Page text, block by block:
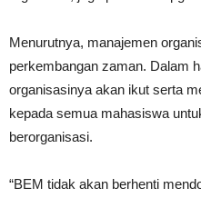
Menurutnya, manajemen
perkembangan zaman. Dalam
organisasinya akan ikut serta
kepada semua mahasiswa
berorganisasi.
“BEM tidak akan berhenti